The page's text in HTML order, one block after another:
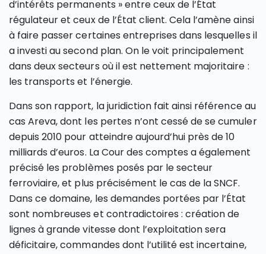
d’intérêts permanents » entre ceux de l’État
régulateur et ceux de l’État client. Cela l’amène ainsi
à faire passer certaines entreprises dans lesquelles il
a investi au second plan. On le voit principalement
dans deux secteurs où il est nettement majoritaire :
les transports et l’énergie.
Dans son rapport, la juridiction fait ainsi référence au
cas Areva, dont les pertes n’ont cessé de se cumuler
depuis 2010 pour atteindre aujourd’hui près de 10
milliards d’euros. La Cour des comptes a également
précisé les problèmes posés par le secteur
ferroviaire, et plus précisément le cas de la SNCF.
Dans ce domaine, les demandes portées par l’État
sont nombreuses et contradictoires : création de
lignes à grande vitesse dont l’exploitation sera
déficitaire, commandes dont l’utilité est incertaine,